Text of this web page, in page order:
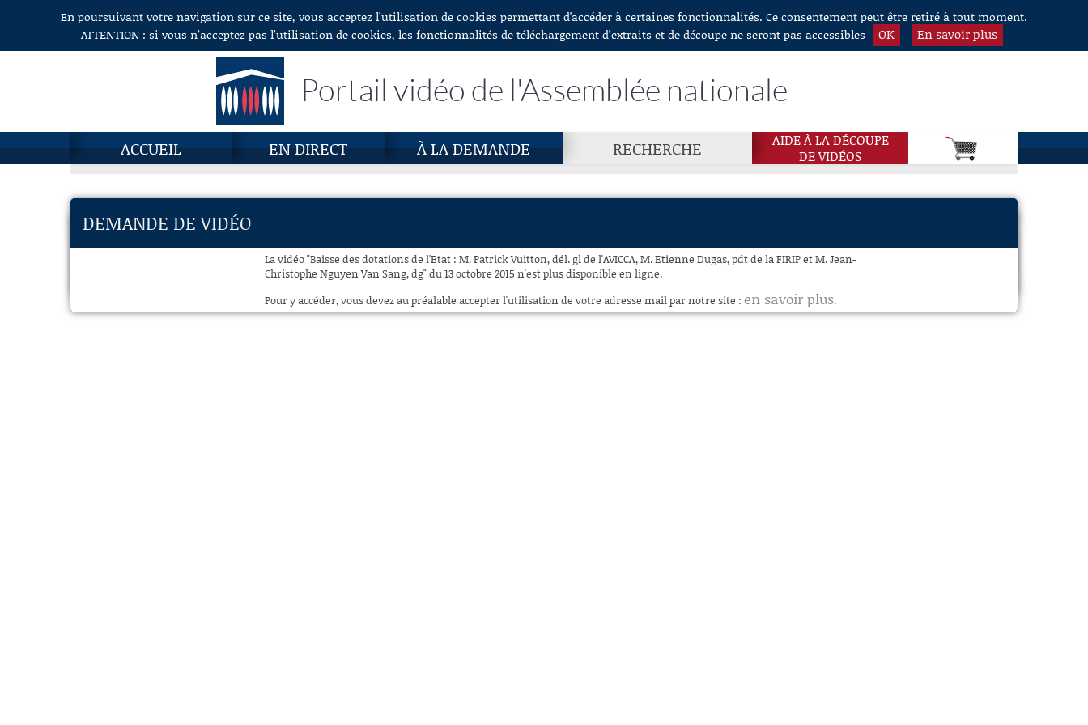
Aller au contenuEn poursuivant votre navigation sur ce site, vous acceptez l’utilisation de cookies permettant d'accéder à certaines fonctionnalités. Ce consentement peut être retiré à tout moment.
ATTENTION : si vous n’acceptez pas l’utilisation de cookies, les fonctionnalités de téléchargement d’extraits et de découpe ne seront pas accessibles
OK En savoir plus
Portail vidéo de l'Assemblée nationale
ACCUEIL EN DIRECT À LA DEMANDE RECHERCHE
AIDE À LA DÉCOUPE
DE VIDÉOS
DEMANDE DE VIDÉO
La vidéo "Baisse des dotations de l'Etat : M. Patrick Vuitton, dél. gl de l'AVICCA, M. Etienne Dugas, pdt de la FIRIP et M. Jean-
Christophe Nguyen Van Sang, dg" du 13 octobre 2015 n'est plus disponible en ligne.
Pour y accéder, vous devez au préalable accepter l'utilisation de votre adresse mail par notre site : en savoir plus.